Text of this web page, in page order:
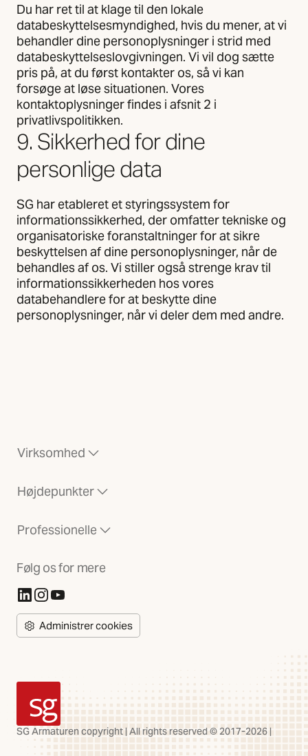
Du har ret til at klage til den lokale
databeskyttelsesmyndighed, hvis du mener, at vi
behandler dine personoplysninger i strid med
databeskyttelseslovgivningen. Vi vil dog sætte
pris på, at du først kontakter os, så vi kan
forsøge at løse situationen. Vores
kontaktoplysninger findes i afsnit 2 i
privatlivspolitikken.
9. Sikkerhed for dine
personlige data
SG har etableret et styringssystem for
informationssikkerhed, der omfatter tekniske og
organisatoriske foranstaltninger for at sikre
beskyttelsen af dine personoplysninger, når de
behandles af os. Vi stiller også strenge krav til
informationssikkerheden hos vores
databehandlere for at beskytte dine
personoplysninger, når vi deler dem med andre.
Virksomhed
Højdepunkter
Professionelle
Følg os for mere
(Åbner i ny fane)
(Åbner i ny fane)
(Åbner i ny fane)
Administrer cookies
SG Armaturen
SG Armaturen copyright | All rights reserved © 2017-2026 |